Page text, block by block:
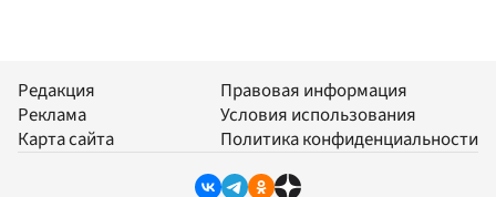
Редакция
Реклама
Карта сайта
Правовая информация
Условия использования
Политика конфиденциальности